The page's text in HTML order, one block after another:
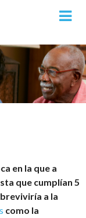
en la que a
que cumplían 5
a la
como la